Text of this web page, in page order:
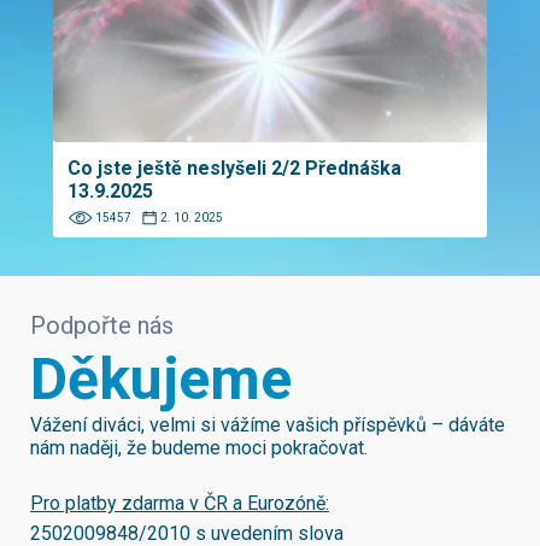
Co jste ještě neslyšeli 2/2 Přednáška
13.9.2025
15457 2. 10. 2025
Podpořte nás
Děkujeme
Vážení diváci, velmi si vážíme vašich příspěvků – dáváte
nám naději, že budeme moci pokračovat.
Pro platby zdarma v ČR a Eurozóně:
2502009848/2010 s uvedením slova